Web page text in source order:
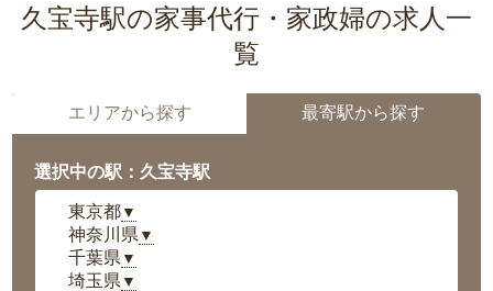
久宝寺駅の家事代行・家政婦の求人一
覧
エリアから探す 最寄駅から探す
選択中の駅：久宝寺駅
東京都▼
神奈川県 ▼
千葉県 ▼
埼玉県 ▼